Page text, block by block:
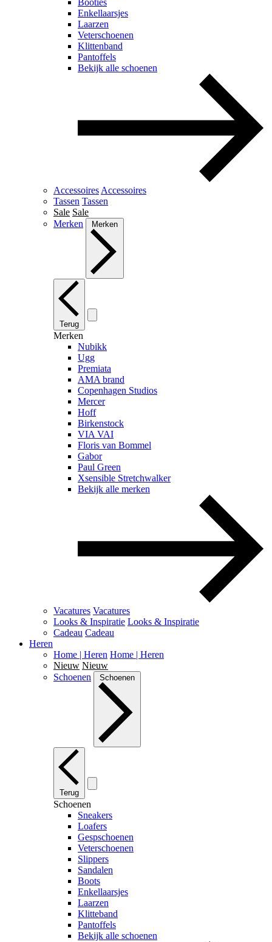
Booties
Enkellaarsjes
Laarzen
Veterschoenen
Klittenband
Pantoffels
Bekijk alle schoenen
Accessoires Accessoires
Tassen Tassen
Sale Sale
Merken
Merken
Terug
Merken
Nubikk
Ugg
Premiata
AMA brand
Copenhagen Studios
Mercer
Hoff
Birkenstock
VIA VAI
Floris van Bommel
Gabor
Paul Green
Xsensible Stretchwalker
Bekijk alle merken
Vacatures Vacatures
Looks & Inspiratie Looks & Inspiratie
Cadeau Cadeau
Heren
Home | Heren Home | Heren
Nieuw Nieuw
Schoenen
Schoenen
Terug
Schoenen
Sneakers
Loafers
Gespschoenen
Veterschoenen
Slippers
Sandalen
Boots
Enkellaarsjes
Laarzen
Klitteband
Pantoffels
Bekijk alle schoenen